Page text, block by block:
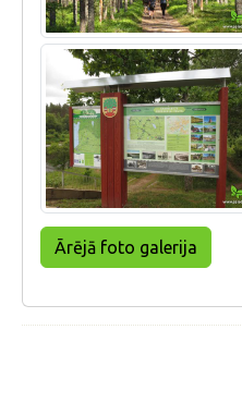
Ārējā foto galerija